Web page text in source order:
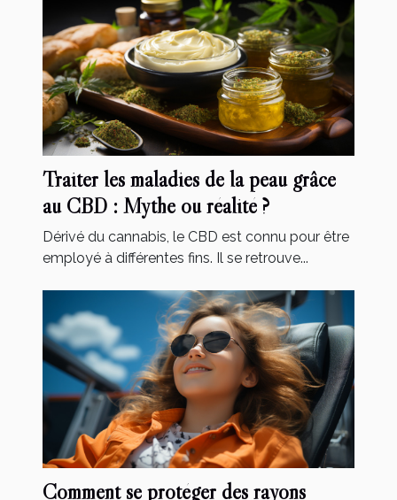
Traiter les maladies de la peau grâce
au CBD : Mythe ou réalité ?
Dérivé du cannabis, le CBD est connu pour être
employé à différentes fins. Il se retrouve...
Comment se protéger des rayons